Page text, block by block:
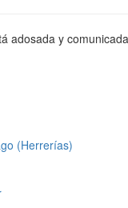
adosada y
(Herrerías)